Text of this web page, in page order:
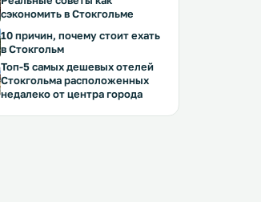
сэкономить в Стокгольме
10 причин, почему стоит ехать
в Стокгольм
Топ-5 самых дешевых отелей
Стокгольма расположенных
недалеко от центра города